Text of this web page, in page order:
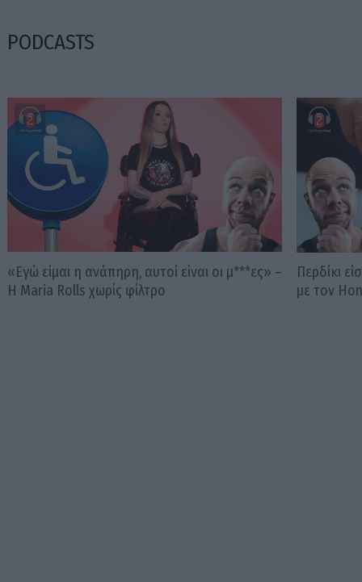
PODCASTS
«Εγώ είμαι η ανάπηρη, αυτοί είναι οι μ***ες» –
Η Maria Rolls χωρίς φίλτρο
Περδίκι
με τον